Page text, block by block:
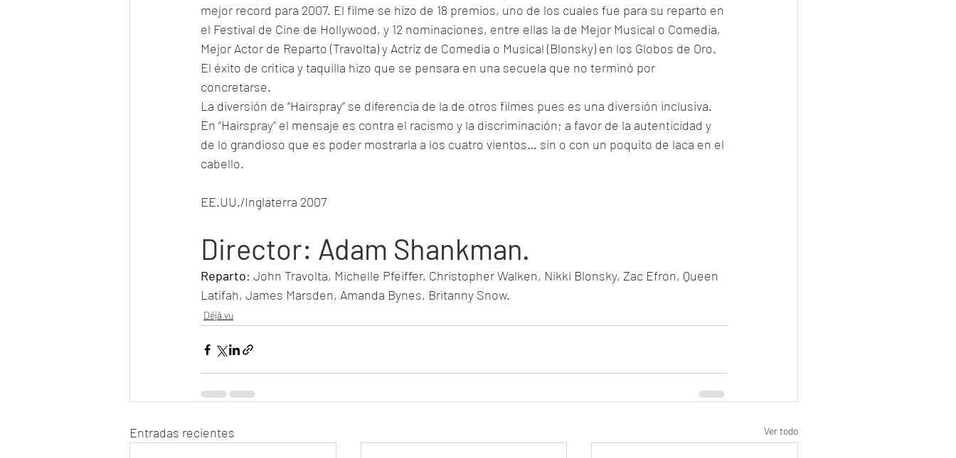
mejor record para 2007. El filme se hizo de 18 premios, uno de los cuales fue para su reparto en
el Festival de Cine de Hollywood, y 12 nominaciones, entre ellas la de Mejor Musical o Comedia,
Mejor Actor de Reparto (Travolta) y Actriz de Comedia o Musical (Blonsky) en los Globos de Oro.
El éxito de crítica y taquilla hizo que se pensara en una secuela que no terminó por
concretarse.
La diversión de “Hairspray” se diferencia de la de otros filmes pues es una diversión inclusiva.
En “Hairspray” el mensaje es contra el racismo y la discriminación; a favor de la autenticidad y
de lo grandioso que es poder mostrarla a los cuatro vientos… sin o con un poquito de laca en el
cabello.
EE.UU./Inglaterra 2007
Director: Adam Shankman.
Reparto: John Travolta, Michelle Pfeiffer, Christopher Walken, Nikki Blonsky, Zac Efron, Queen
Latifah, James Marsden, Amanda Bynes, Britanny Snow.
Déjà vu
Entradas recientes Ver todo